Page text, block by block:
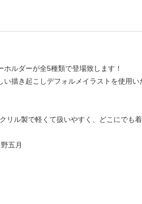
ルダーが全5種類で登場致します！
描き起こしデフォルメイラストを使用い
ル製で軽くて扱いやすく、どこにでも
五月